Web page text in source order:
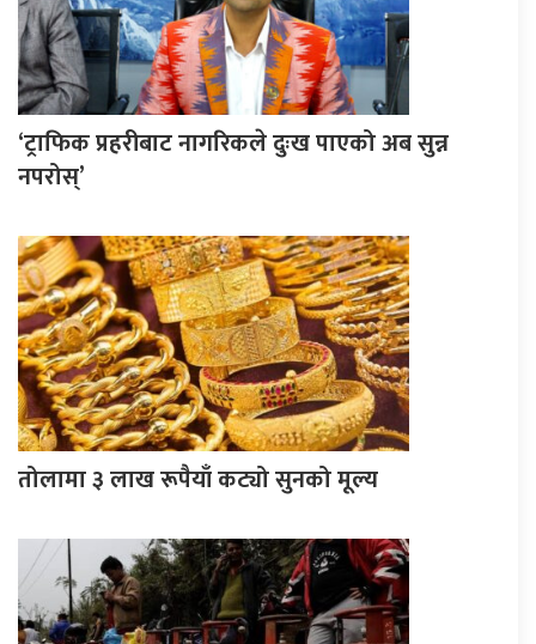
‘ट्राफिक प्रहरीबाट नागरिकले दुःख पाएको अब सुन्न
नपरोस्’
तोलामा ३ लाख रूपैयाँ कट्यो सुनको मूल्य